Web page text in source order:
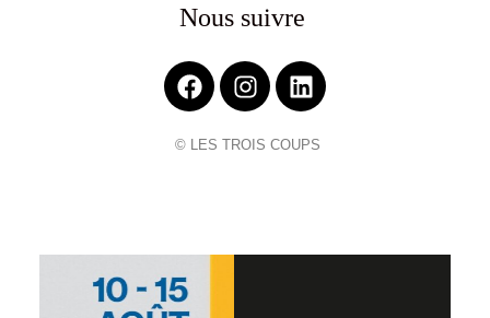
Nous suivre
© LES TROIS COUPS